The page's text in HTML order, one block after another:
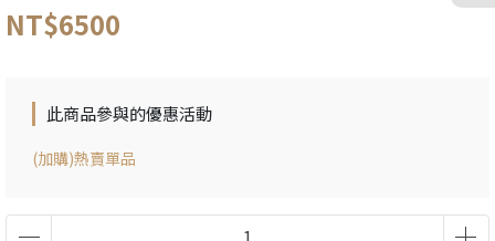
NT$6500
此商品參與的優惠活動
(加購)熱賣單品